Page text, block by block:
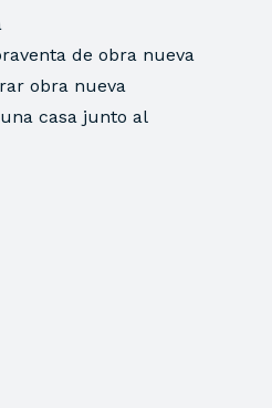
de obra nueva
obra nueva
casa junto al